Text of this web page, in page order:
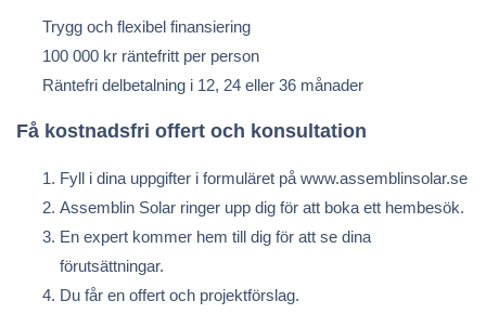
Trygg och flexibel finansiering
100 000 kr räntefritt per person
Räntefri delbetalning i 12, 24 eller 36 månader
Få kostnadsfri offert och konsultation
Fyll i dina uppgifter i formuläret på www.assemblinsolar.se
Assemblin Solar ringer upp dig för att boka ett hembesök.
En expert kommer hem till dig för att se dina
förutsättningar.
Du får en offert och projektförslag.